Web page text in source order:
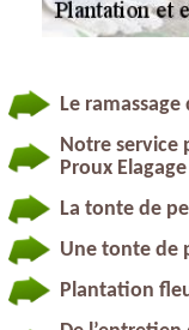
Le
Notre service
Proux Elagage
La tonte de
Une tonte de
Plantation